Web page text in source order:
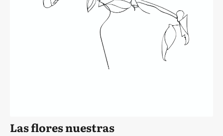
Las flores nuestras